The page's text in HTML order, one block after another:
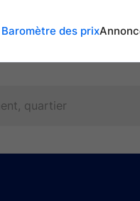
Baromètre des prix